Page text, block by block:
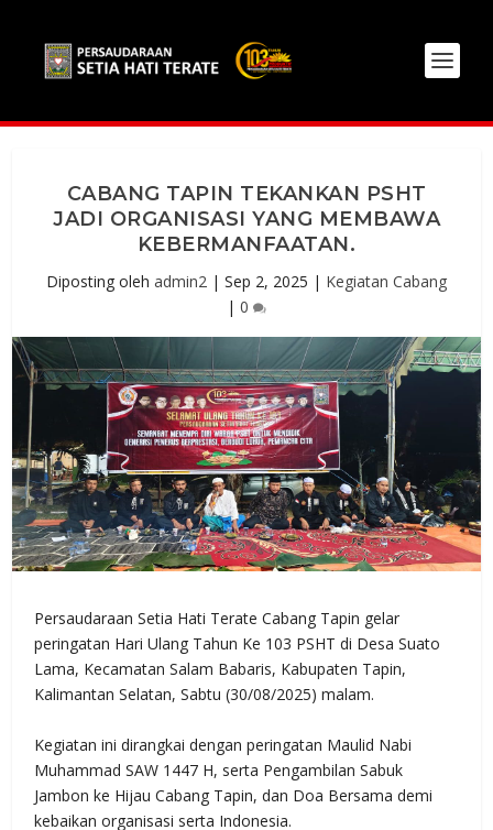
CABANG TAPIN TEKANKAN PSHT
JADI ORGANISASI YANG MEMBAWA
KEBERMANFAATAN.
Diposting oleh admin2 | Sep 2, 2025 | Kegiatan Cabang
| 0
Persaudaraan Setia Hati Terate Cabang Tapin gelar
peringatan Hari Ulang Tahun Ke 103 PSHT di Desa Suato
Lama, Kecamatan Salam Babaris, Kabupaten Tapin,
Kalimantan Selatan, Sabtu (30/08/2025) malam.
Kegiatan ini dirangkai dengan peringatan Maulid Nabi
Muhammad SAW 1447 H, serta Pengambilan Sabuk
Jambon ke Hijau Cabang Tapin, dan Doa Bersama demi
kebaikan organisasi serta Indonesia.